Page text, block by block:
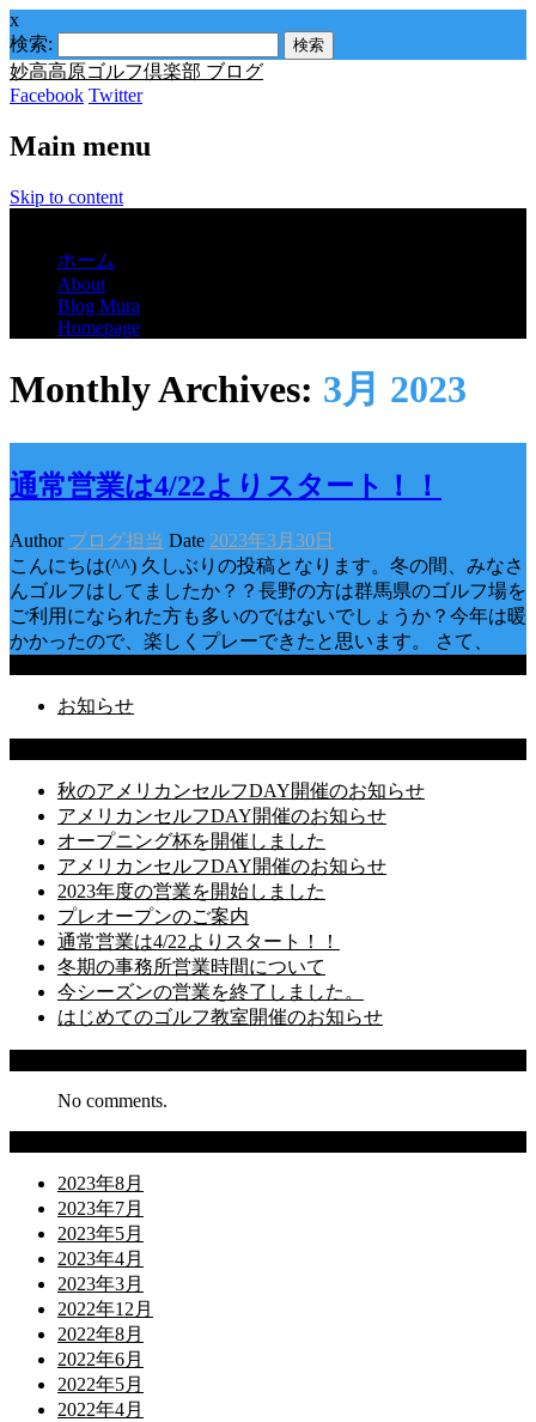
x
検索:
妙高高原ゴルフ倶楽部 ブログ
Facebook Twitter
Main menu
Skip to content
ホーム
About
Blog Mura
Homepage
Monthly Archives: 3月 2023
通常営業は4/22よりスタート！！
Author ブログ担当 Date 2023年3月30日
こんにちは(^^) 久しぶりの投稿となります。冬の間、みなさ
んゴルフはしてましたか？？長野の方は群馬県のゴルフ場を
ご利用になられた方も多いのではないでしょうか？今年は暖
かかったので、楽しくプレーできたと思います。 さて、
お知らせ
秋のアメリカンセルフDAY開催のお知らせ
アメリカンセルフDAY開催のお知らせ
オープニング杯を開催しました
アメリカンセルフDAY開催のお知らせ
2023年度の営業を開始しました
プレオープンのご案内
通常営業は4/22よりスタート！！
冬期の事務所営業時間について
今シーズンの営業を終了しました。
はじめてのゴルフ教室開催のお知らせ
No comments.
2023年8月
2023年7月
2023年5月
2023年4月
2023年3月
2022年12月
2022年8月
2022年6月
2022年5月
2022年4月